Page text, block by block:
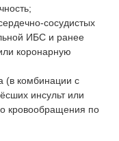
сосудистых
ИБС и ранее
коронарную
(в комбинации с
инсульт или
кровообращения по